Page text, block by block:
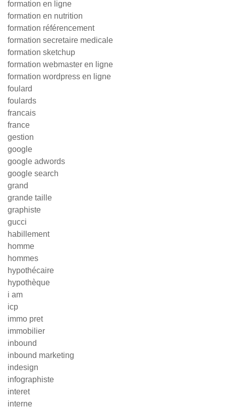
formation en ligne
formation en nutrition
formation référencement
formation secretaire medicale
formation sketchup
formation webmaster en ligne
formation wordpress en ligne
foulard
foulards
francais
france
gestion
google
google adwords
google search
grand
grande taille
graphiste
gucci
habillement
homme
hommes
hypothécaire
hypothèque
i am
icp
immo pret
immobilier
inbound
inbound marketing
indesign
infographiste
interet
interne